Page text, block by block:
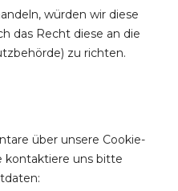
würden wir diese
das Recht diese an die
zu richten.
über unsere Cookie-
kontaktiere uns bitte